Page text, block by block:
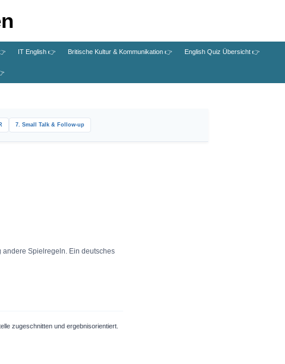
IT English 👉 Britische Kultur & Kommunikation 👉 English Quiz Übersicht 👉
7. Small Talk & Follow-up
Spielregeln. Ein deutsches
zugeschnitten und ergebnisorientiert.